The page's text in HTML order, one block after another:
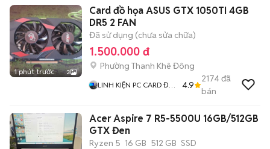
1 phút trước 3
Card đồ họa ASUS GTX 1050TI 4GB
DR5 2 FAN
Đã sử dụng (chưa sửa chữa)
1.500.000 đ
Phường Thanh Khê Đông
LINH KIỆN PC CARD ĐỒ
4.9
2174đã
bán
Acer Aspire 7 R5-5500U 16GB/512GB
GTX Đen
Ryzen 5 16 GB 512 GB SSD